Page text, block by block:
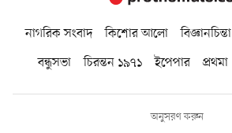
নাগরিক সংবাদ কিশোর আলো বিজ্ঞানচিন্তা
বন্ধুসভা
চিরন্তন ১৯৭১ ইপেপার প্রথমা
অনুসরণ করুন